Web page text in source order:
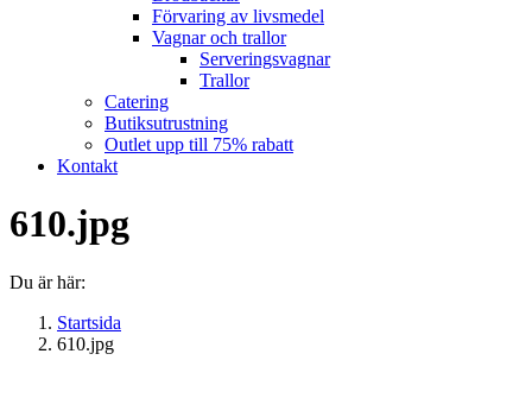
Förvaring av livsmedel
Vagnar och trallor
Serveringsvagnar
Trallor
Catering
Butiksutrustning
Outlet upp till 75% rabatt
Kontakt
610.jpg
Du är här:
Startsida
610.jpg